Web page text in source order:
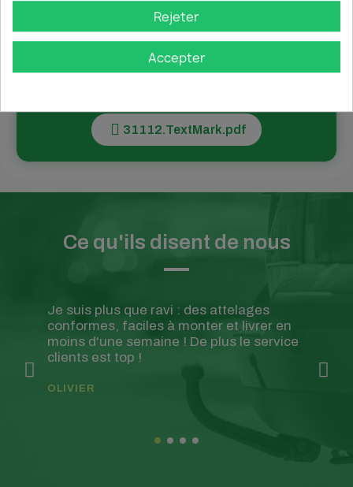
31112.TextMark.pdf
Ce qu'ils disent de nous
Je suis plus que ravi : des attelages
conformes, faciles à monter et livrer en
moins d'une semaine ! De plus le service
clients est top !
OLIVIER
Rejeter
Accepter